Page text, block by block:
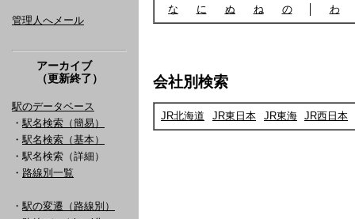
管理人へメール
アーカイブ
（更新終了）
駅のデータベース
・ 駅名検索（簡易）
・ 駅名検索（基本）
・駅名検索（詳細）
・ 路線別一覧
・ 駅の変遷（路線別）
な
に ぬ ね の わ
会社別検索
JR北海道 JR東日本 JR東海 JR西日本